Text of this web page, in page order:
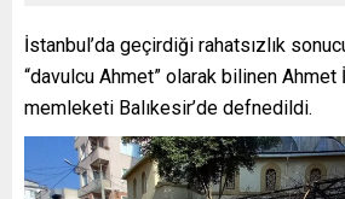
İstanbul’da geçirdiği rahatsızlık
“davulcu Ahmet” olarak bilinen Ahmet
memleketi Balıkesir’de defnedildi.